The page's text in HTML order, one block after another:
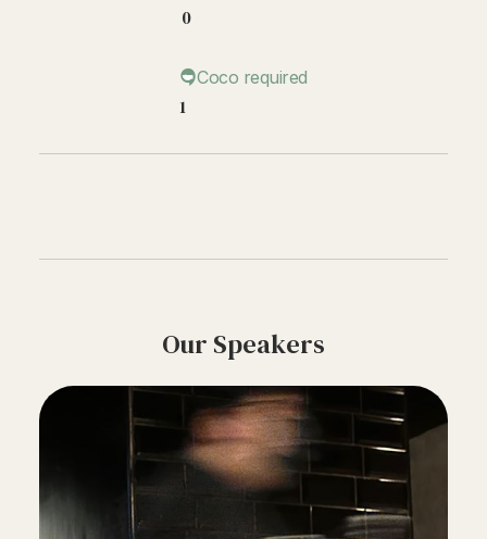
0
Coco required
1
Our Speakers